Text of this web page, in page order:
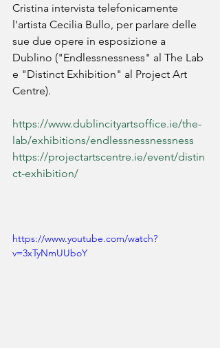
Cristina intervista telefonicamente
l'artista Cecilia Bullo, per parlare delle
sue due opere in esposizione a
Dublino ("Endlessnessness" al The Lab
e "Distinct Exhibition" al Project Art
Centre).
https://www.dublincityartsoffice.ie/the-
lab/exhibitions/endlessnessnessness
https://projectartscentre.ie/event/distin
ct-exhibition/
https://www.youtube.com/watch?
v=3xTyNmUUboY